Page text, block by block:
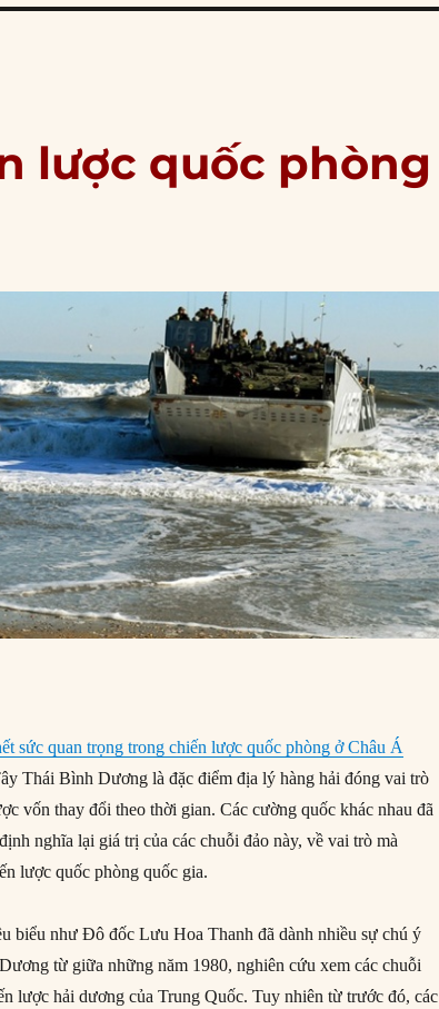
lược quốc phòng
sức quan trọng trong chiến lược quốc phòng ở Châu Á
Thái Bình Dương là đặc điểm địa lý hàng hải đóng vai trò
vốn thay đổi theo thời gian. Các cường quốc khác nhau đã
nghĩa lại giá trị của các chuỗi đảo này, về vai trò mà
lược quốc phòng quốc gia.
biểu như Đô đốc Lưu Hoa Thanh đã dành nhiều sự chú ý
từ giữa những năm 1980, nghiên cứu xem các chuỗi
lược hải dương của Trung Quốc. Tuy nhiên từ trước đó, các